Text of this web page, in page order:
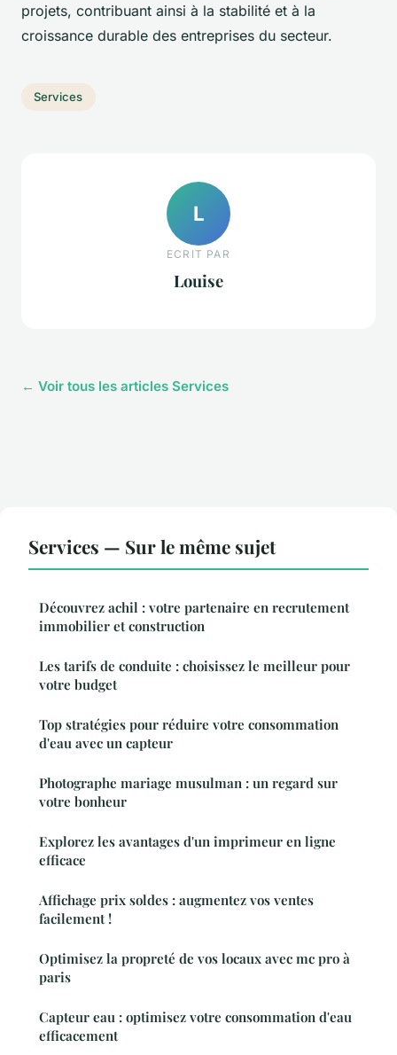
projets, contribuant ainsi à la stabilité et à la
croissance durable des entreprises du secteur.
Services
L
ECRIT PAR
Louise
← Voir tous les articles Services
Services — Sur le même sujet
Découvrez achil : votre partenaire en recrutement
immobilier et construction
Les tarifs de conduite : choisissez le meilleur pour
votre budget
Top stratégies pour réduire votre consommation
d'eau avec un capteur
Photographe mariage musulman : un regard sur
votre bonheur
Explorez les avantages d'un imprimeur en ligne
efficace
Affichage prix soldes : augmentez vos ventes
facilement !
Optimisez la propreté de vos locaux avec mc pro à
paris
Capteur eau : optimisez votre consommation d'eau
efficacement